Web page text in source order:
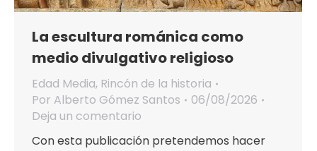
La escultura románica como
medio divulgativo religioso
Edad Media, Rincón de la historia
Por Alberto Gómez Santos
06/08/2026
Deja un comentario
Con esta publicación pretendemos hacer